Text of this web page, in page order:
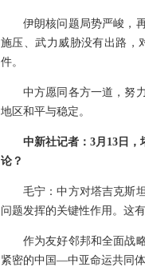
伊朗核问题局势严峻，
施压、武力威胁没有出路，
件。
中方愿同各方一道，努
地区和平与稳定。
中新社记者：3月13日
论？
毛宁：中方对塔吉克斯
问题发挥的关键性作用。这
作为友好邻邦和全面战
紧密的中国—中亚命运共同体